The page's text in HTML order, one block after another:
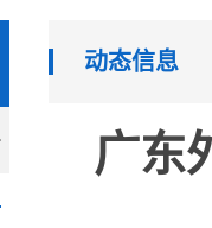
动态信息
广东